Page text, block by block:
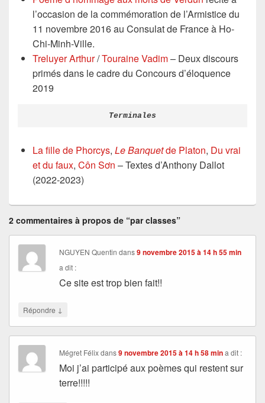
l’occasion de la commémoration de l’Armistice du
11 novembre 2016 au Consulat de France à Ho-
Chi-Minh-Ville.
Treluyer Arthur/Touraine Vadim– Deux discours
primés dans le cadre du Concours d’éloquence
2019
Terminales
La fille de Phorcys, Le Banquetde Platon, Du vrai
et du faux, Côn Sơn – Textes d’Anthony Dallot
(2022-2023)
2 commentaires à propos de “par classes”
NGUYEN Quentin dans9 novembre 2015 à 14 h 55 min
a dit :
Ce site est trop bien fait!!
Répondre ↓
Mégret Félixdans9 novembre 2015 à 14 h 58 min a dit :
Moi j’ai participé aux poèmes qui restent sur
terre!!!!!